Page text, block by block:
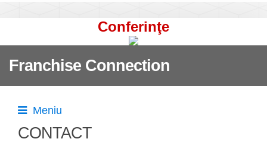
Conferinţe
Franchise Connection
Meniu
CONTACT